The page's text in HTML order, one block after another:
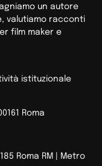
un autore
valutiamo racconti
film maker e
istituzionale
Roma
Roma RM |
Metro